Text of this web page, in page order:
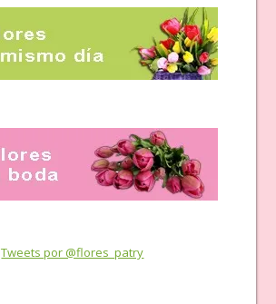
Tweets por @flores_patry